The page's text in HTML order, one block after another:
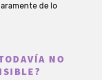
de lo
NO